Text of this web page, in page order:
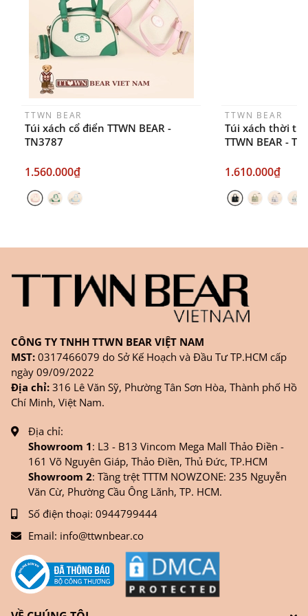
ngày sau khi đặt.
TTWN BEAR
Túi xách cổ điển TTWN BEAR -
TN3787
1.560.000₫
TTWN BEAR
Túi xách thời
TTWN BEAR -
1.610.000₫
CÔNG TY TNHH TTWN BEAR VIỆT NAM
MST: 0317466079 do Sở Kế Hoạch và Đầu Tư TP.HCM cấp
ngày 09/09/2022
Địa chỉ: 316 Lê Văn Sỹ, Phường Tân Sơn Hòa, Thành phố Hồ
Chí Minh, Việt Nam.
Địa chỉ:
Showroom 1: L3 - B13 Vincom Mega Mall Thảo Điền -
161 Võ Nguyên Giáp, Thảo Điền, Thủ Đức, TP.HCM
Showroom 2: Tầng trệt TTTM NOWZONE: 235 Nguyễn
Văn Cừ, Phường Cầu Ông Lãnh, TP. HCM.
Số điện thoại: 0944799444
Email: info@ttwnbear.co